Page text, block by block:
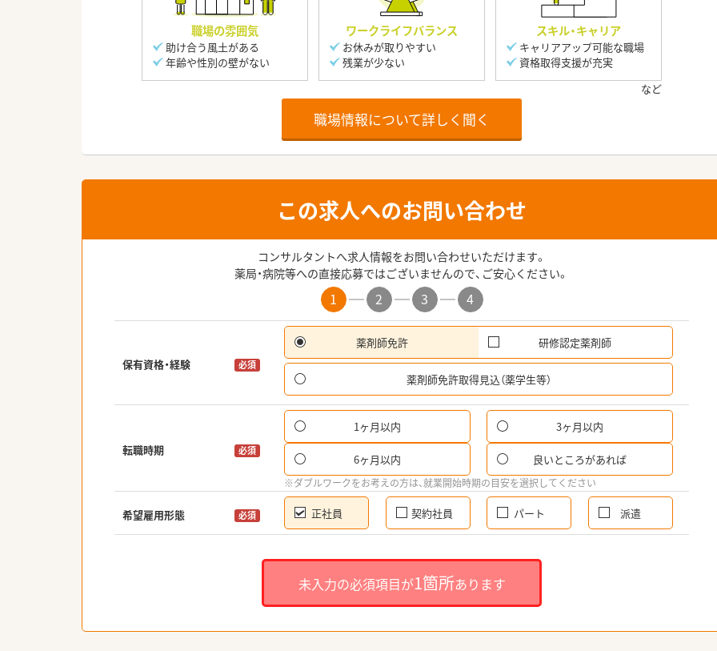
職場の雰囲気
助け合う風土がある
年齢や性別の壁がない
ワークライフバランス
お休みが取りやすい
残業が少ない
スキル・キャリア
キャリアアップ可能な職場
資格取得支援が充実
職場情報について詳しく聞く
この求人へのお問い合わせ
コンサルタントへ求人情報をお問い合わせいただけます。
薬局・病院等への直接応募ではございませんので、ご安心ください。
1 2 3 4
保有資格・経験 必須
薬剤師免許 研修認定薬剤師
薬剤師免許取得見込（薬学生等）
転職時期 必須
1ヶ月以内 3ヶ月以内
6ヶ月以内 良いところがあれば
※ダブルワークをお考えの方は、就業開始時期の目安を選択してください
希望雇用形態 必須 正社員 契約社員 パート 派遣
未入力の必須項目が1箇所あります